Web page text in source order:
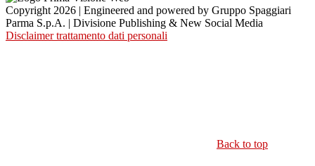
Copyright 2026 | Engineered and powered by Gruppo Spaggiari
Parma S.p.A. | Divisione Publishing & New Social Media
Disclaimer trattamento dati personali
Back to top